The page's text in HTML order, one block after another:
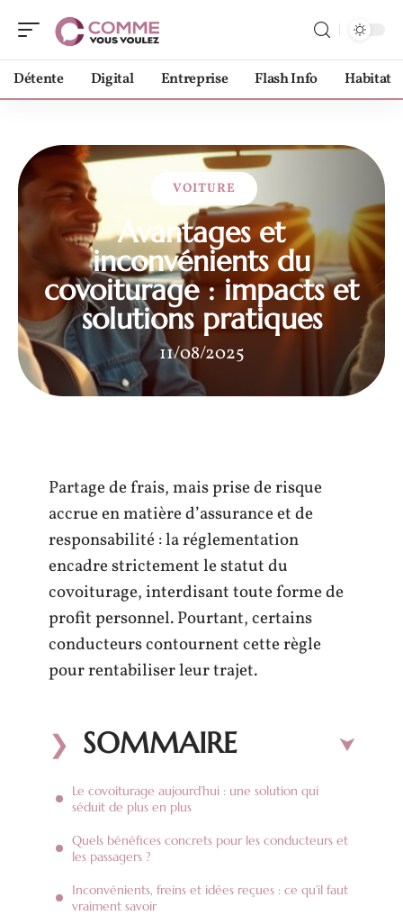
Détente Digital Entreprise Flash Info Habitat
VOITURE
Avantages et
inconvénients du
covoiturage : impacts et
solutions pratiques
11/08/2025
Partage de frais, mais prise de risque
accrue en matière d’assurance et de
responsabilité : la réglementation
encadre strictement le statut du
covoiturage, interdisant toute forme de
profit personnel. Pourtant, certains
conducteurs contournent cette règle
pour rentabiliser leur trajet.
SOMMAIRE
Le covoiturage aujourd’hui : une solution qui
séduit de plus en plus
Quels bénéfices concrets pour les conducteurs et
les passagers ?
Inconvénients, freins et idées reçues : ce qu’il faut
vraiment savoir